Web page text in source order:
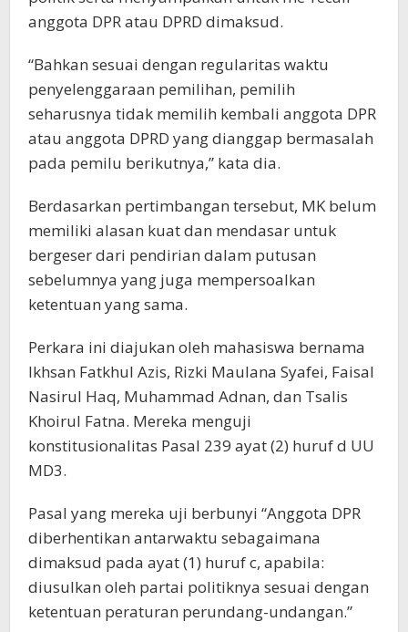
anggota DPR atau DPRD dimaksud.
“Bahkan sesuai dengan regularitas waktu
penyelenggaraan pemilihan, pemilih
seharusnya tidak memilih kembali anggota DPR
atau anggota DPRD yang dianggap bermasalah
pada pemilu berikutnya,” kata dia.
Berdasarkan pertimbangan tersebut, MK belum
memiliki alasan kuat dan mendasar untuk
bergeser dari pendirian dalam putusan
sebelumnya yang juga mempersoalkan
ketentuan yang sama.
Perkara ini diajukan oleh mahasiswa bernama
Ikhsan Fatkhul Azis, Rizki Maulana Syafei, Faisal
Nasirul Haq, Muhammad Adnan, dan Tsalis
Khoirul Fatna. Mereka menguji
konstitusionalitas Pasal 239 ayat (2) huruf d UU
MD3.
Pasal yang mereka uji berbunyi “Anggota DPR
diberhentikan antarwaktu sebagaimana
dimaksud pada ayat (1) huruf c, apabila:
diusulkan oleh partai politiknya sesuai dengan
ketentuan peraturan perundang-undangan.”